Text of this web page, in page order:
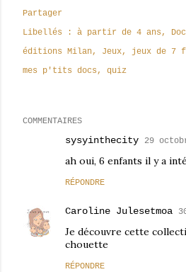
Partager
Libellés :
à partir de 4 ans
éditions Milan
Jeux jeux de 7
mes p'tits docs
quiz
COMMENTAIRES
sysyinthecity 29
ah oui, 6 enfants il y a
RÉPONDRE
Caroline Julesetmoa
Je découvre cette
chouette
RÉPONDRE